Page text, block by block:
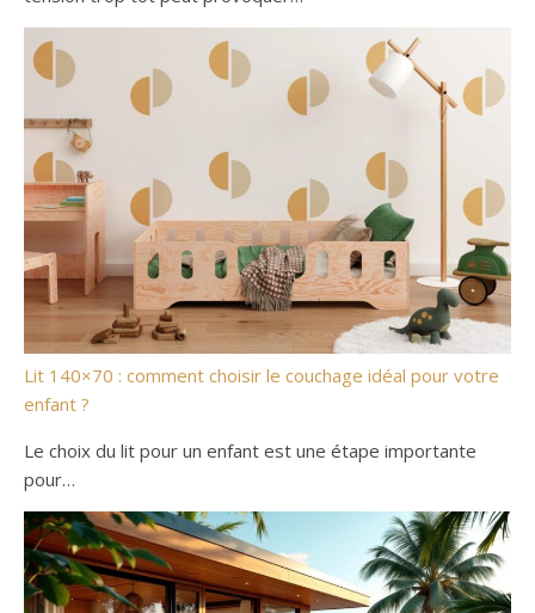
Lit 140×70 : comment choisir le couchage idéal pour votre
enfant ?
Le choix du lit pour un enfant est une étape importante
pour…